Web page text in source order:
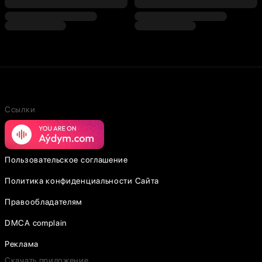
Ссылки
Пользовательское соглашение
Политика конфиденциальности Сайта
Правообладателям
DMCA complain
Реклама
Скачать приложение